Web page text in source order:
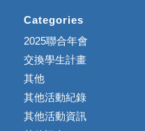
Categories
2025聯合年會
交換學生計畫
其他
其他活動紀錄
其他活動資訊